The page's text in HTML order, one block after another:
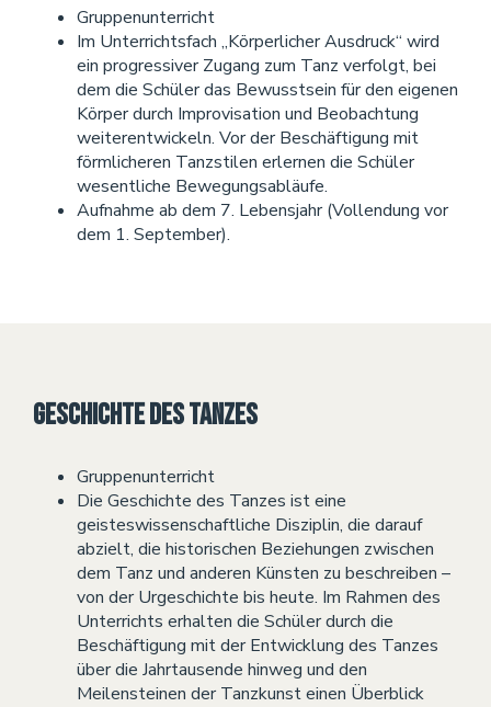
Gruppenunterricht
Im Unterrichtsfach „Körperlicher Ausdruck“ wird
ein progressiver Zugang zum Tanz verfolgt, bei
dem die Schüler das Bewusstsein für den eigenen
Körper durch Improvisation und Beobachtung
weiterentwickeln. Vor der Beschäftigung mit
förmlicheren Tanzstilen erlernen die Schüler
wesentliche Bewegungsabläufe.
Aufnahme ab dem 7. Lebensjahr (Vollendung vor
dem 1. September).
Geschichte des Tanzes
Gruppenunterricht
Die Geschichte des Tanzes ist eine
geisteswissenschaftliche Disziplin, die darauf
abzielt, die historischen Beziehungen zwischen
dem Tanz und anderen Künsten zu beschreiben –
von der Urgeschichte bis heute. Im Rahmen des
Unterrichts erhalten die Schüler durch die
Beschäftigung mit der Entwicklung des Tanzes
über die Jahrtausende hinweg und den
Meilensteinen der Tanzkunst einen Überblick